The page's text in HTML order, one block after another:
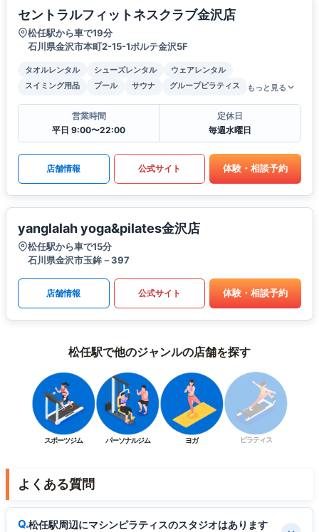
セントラルフィットネスクラブ金沢店
松任駅から車で19分
石川県金沢市本町2-15-1ポルテ金沢5F
タオルレンタル シューズレンタル
ウェアレンタル
スイミング用品
プール サウナ グループピラティス もっと見る
営業時間
平日 9:00〜22:00
定休日
毎週水曜日
店舗情報 公式サイト 体験・相談予約
yanglalah yoga&pilates金沢店
松任駅から車で15分
石川県金沢市玉鉾－397
店舗情報 公式サイト 体験・相談予約
松任駅で他のジャンルの店舗を探す
スポーツジム パーソナルジム ヨガ ピラティス
よくある質問
松任駅周辺にマシンピラティスのスタジオはあります